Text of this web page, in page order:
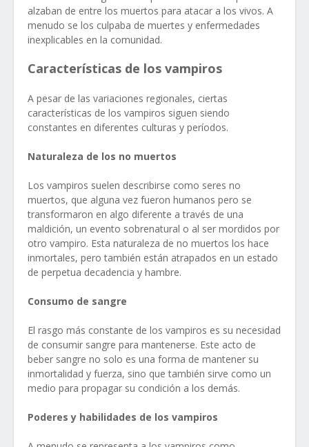
alzaban de entre los muertos para atacar a los vivos. A
menudo se los culpaba de muertes y enfermedades
inexplicables en la comunidad.
Características de los vampiros
A pesar de las variaciones regionales, ciertas
características de los vampiros siguen siendo
constantes en diferentes culturas y períodos.
Naturaleza de los no muertos
Los vampiros suelen describirse como seres no
muertos, que alguna vez fueron humanos pero se
transformaron en algo diferente a través de una
maldición, un evento sobrenatural o al ser mordidos por
otro vampiro. Esta naturaleza de no muertos los hace
inmortales, pero también están atrapados en un estado
de perpetua decadencia y hambre.
Consumo de sangre
El rasgo más constante de los vampiros es su necesidad
de consumir sangre para mantenerse. Este acto de
beber sangre no solo es una forma de mantener su
inmortalidad y fuerza, sino que también sirve como un
medio para propagar su condición a los demás.
Poderes y habilidades de los vampiros